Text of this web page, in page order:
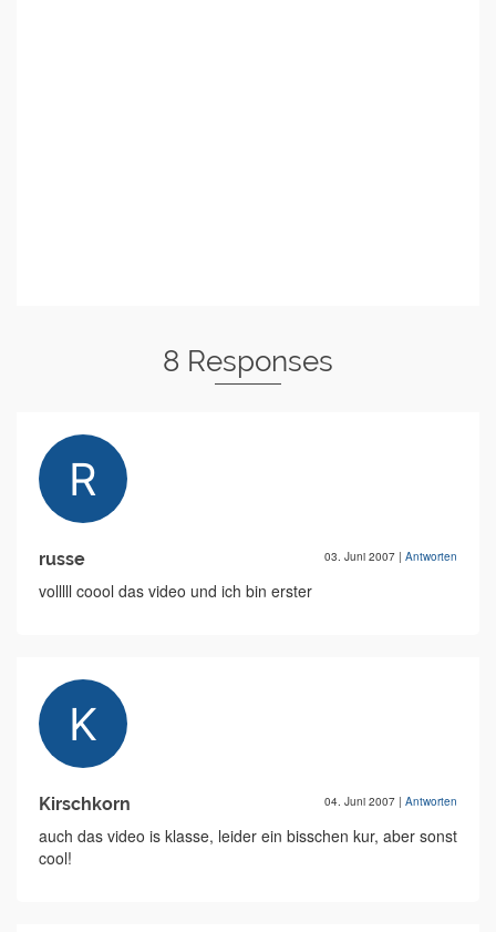
8 Responses
russe 03. Juni 2007 | Antworten
volllll coool das video und ich bin erster
Kirschkorn 04. Juni 2007 | Antworten
auch das video is klasse, leider ein bisschen kur, aber sonst
cool!